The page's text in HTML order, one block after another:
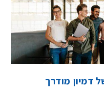
דמיון מודרך